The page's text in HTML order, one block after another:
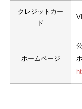
クレジットカー
ド
ホームページ